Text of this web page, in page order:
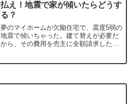
払え！地震で家が傾いたらどうす
る？
夢のマイホームが欠陥住宅で、震度5弱の
地震で傾いちゃった。建て替えが必要だ
から、その費用を売主に全額請求したい